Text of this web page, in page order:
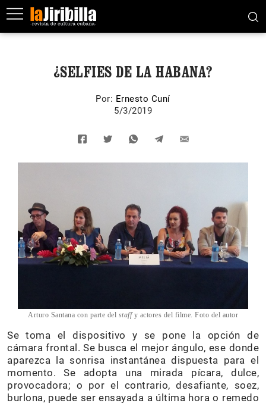
¿SELFIES DE LA HABANA?
Por: Ernesto Cuní
5/3/2019
Arturo Santana con parte del staffy actores del filme. Foto del autor
Se toma el dispositivo y se pone la opción de
cámara frontal. Se busca el mejor ángulo, ese donde
aparezca la sonrisa instantánea dispuesta para el
momento. Se adopta una mirada pícara, dulce,
provocadora; o por el contrario, desafiante, soez,
burlona, puede ser ensayada a última hora o remedo